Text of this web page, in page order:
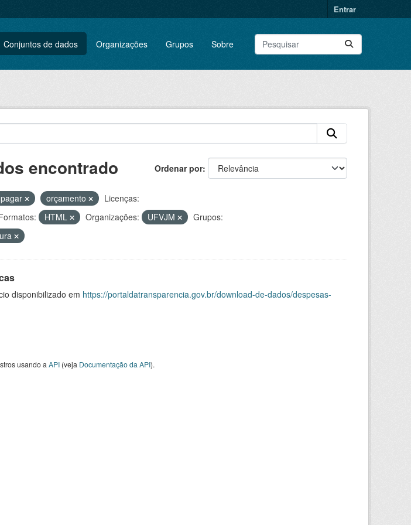
Entrar
Conjuntos de dados Organizações Grupos Sobre
Ordenar por
encontrado
orçamento
Licenças:
HTML Organizações: UFVJM
Grupos:
disponibilizado em https://portaldatransparencia.gov.br/download-de-dados/despesas-
usando a API(veja Documentação da API).